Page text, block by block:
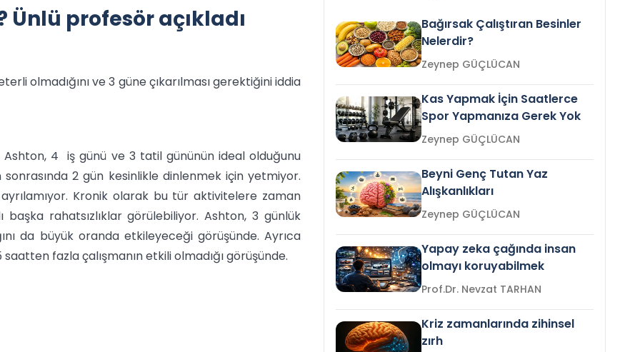
profesör açıkladı
olmadığını ve 3 güne çıkarılması gerektiğini iddia
4 iş günü ve 3 tatil gününün ideal olduğunu
2 gün kesinlikle dinlenmek için yetmiyor.
Kronik olarak bu tür aktivitelere zaman
rahatsızlıklar görülebiliyor. Ashton, 3 günlük
da büyük oranda etkileyeceği görüşünde. Ayrıca
fazla çalışmanın etkili olmadığı görüşünde.
Bağırsak Çalıştıran Besinler
Nelerdir?
Zeynep GÜÇLÜCAN
Kas Yapmak İçin Saatlerce
Spor Yapmanıza Gerek Yok
Zeynep GÜÇLÜCAN
Beyni Genç Tutan Yaz
Alışkanlıkları
Zeynep GÜÇLÜCAN
Yapay zeka çağında insan
olmayı koruyabilmek
Prof.Dr. Nevzat TARHAN
Kriz zamanlarında zihinsel
zırh